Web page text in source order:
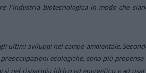
l’industria biotecnologica in modo che
ultimi sviluppi nel campo ambientale.
ecologiche, sono più propense
nel risparmio idrico ed energetico e ad